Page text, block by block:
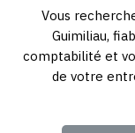
Vous
Guimiliau,
comptabilité et
de votre